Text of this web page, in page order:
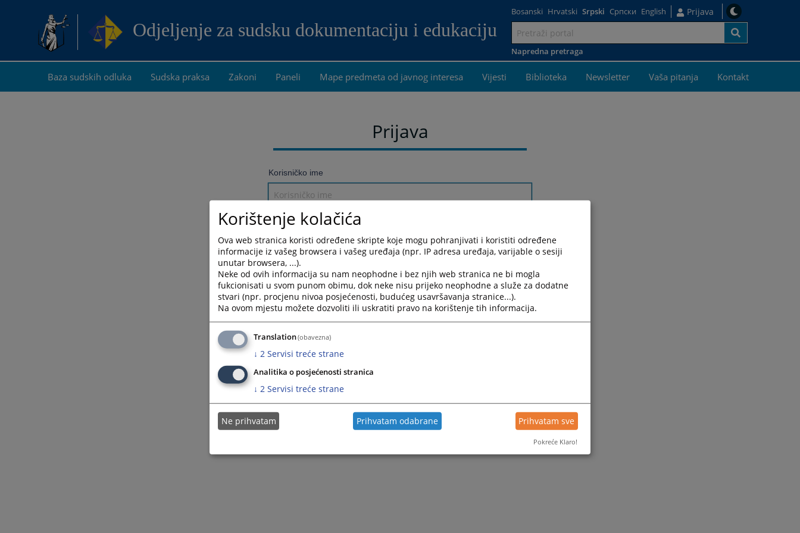
Odjeljenje za sudsku dokumentaciju i edukaciju
na
sadržaj
Bosanski Hrvatski Srpski Српски English Prijava
Napredna pretraga
Baza sudskih odluka Sudska praksa Zakoni Paneli Mape predmeta od javnog interesa Vijesti Biblioteka Newsletter Vaša pitanja Kontakt
Prijava
Korisničko ime
Lozinka
Zapamti me
Prijava
Zaboravili ste lozinku?
Želite postati član?
Korištenje kolačića
Ova web stranica koristi određene skripte koje mogu pohranjivati i koristiti određene
informacije iz vašeg browsera i vašeg uređaja (npr. IP adresa uređaja, varijable o sesiji
unutar browsera, ...).
Neke od ovih informacija su nam neophodne i bez njih web stranica ne bi mogla
fukcionisati u svom punom obimu, dok neke nisu prijeko neophodne a služe za dodatne
stvari (npr. procjenu nivoa posjećenosti, budućeg usavršavanja stranice...).
Na ovom mjestu možete dozvoliti ili uskratiti pravo na korištenje tih informacija.
Translation(obavezna)
↓ 2 Servisi treće strane
Analitika o posjećenosti stranica
↓ 2 Servisi treće strane
Ne prihvatam Prihvatam odabrane Prihvatam sve
Pokreće Klaro!